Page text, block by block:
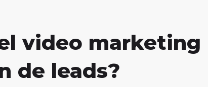
video marketing
de leads?